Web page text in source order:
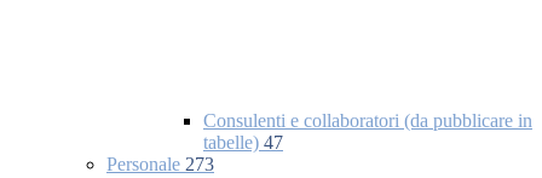
Consulenti e collaboratori (da pubblicare in
tabelle) 47
Personale 273